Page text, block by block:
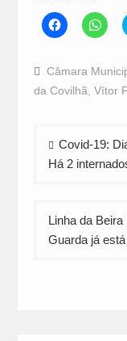
Click
to
Facebook
(Opens
new
Click
to
in
new
Câmara
da Covilhã Vítor
Navegação
de
Covid-19:
Há 2
Linha da
Guarda já